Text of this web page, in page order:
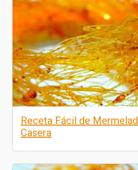
Receta Fácil de
Casera